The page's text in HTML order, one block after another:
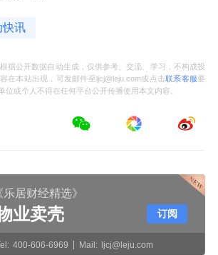
快讯
据公开数据自动生成，仅供参考、交流、学习，不构成投
在本站出现，可发邮件至ljcj@leju.com或点击联系客服要
位或个人不得在任何平台公开传播使用本文内容。
乐居财经精选》
业卖壳
400-606-6969 Mail: ljcj@leju.com
订阅